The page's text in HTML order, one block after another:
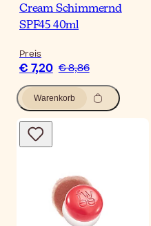
Cream Schimmernd
SPF45 40ml
Preis
€ 7,20 € 8,86
Warenkorb